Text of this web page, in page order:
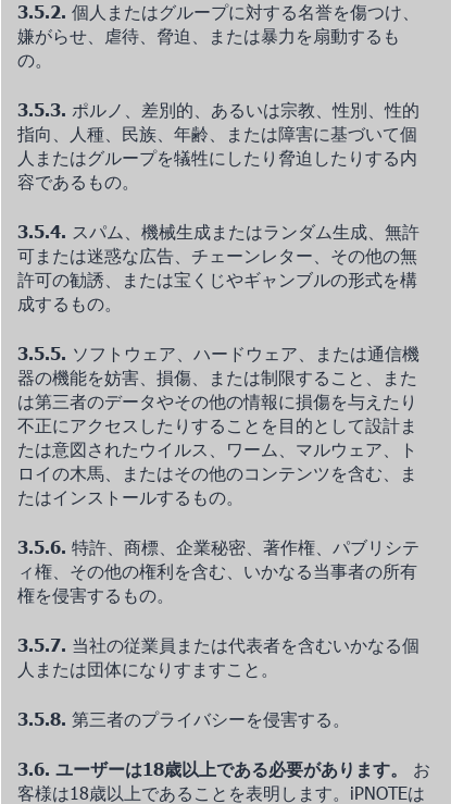
3.5.2. 個人またはグループに対する名誉を傷つけ、
嫌がらせ、虐待、脅迫、または暴力を扇動するも
の。
3.5.3. ポルノ、差別的、あるいは宗教、性別、性的
指向、人種、民族、年齢、または障害に基づいて個
人またはグループを犠牲にしたり脅迫したりする内
容であるもの。
3.5.4. スパム、機械生成またはランダム生成、無許
可または迷惑な広告、チェーンレター、その他の無
許可の勧誘、または宝くじやギャンブルの形式を構
成するもの。
3.5.5. ソフトウェア、ハードウェア、または通信機
器の機能を妨害、損傷、または制限すること、また
は第三者のデータやその他の情報に損傷を与えたり
不正にアクセスしたりすることを目的として設計ま
たは意図されたウイルス、ワーム、マルウェア、ト
ロイの木馬、またはその他のコンテンツを含む、ま
たはインストールするもの。
3.5.6. 特許、商標、企業秘密、著作権、パブリシテ
ィ権、その他の権利を含む、いかなる当事者の所有
権を侵害するもの。
3.5.7. 当社の従業員または代表者を含むいかなる個
人または団体になりすますこと。
3.5.8. 第三者のプライバシーを侵害する。
3.6. ユーザーは18歳以上である必要があります。
お
客様は18歳以上であることを表明します。iPNOTEは